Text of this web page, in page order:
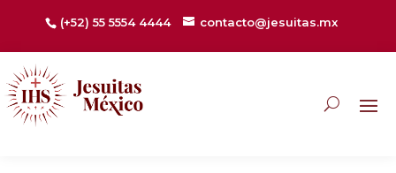
(+52) 55 5554 4444 contacto@jesuitas.mx